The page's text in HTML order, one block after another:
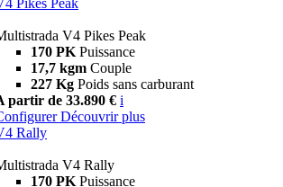
V4 Pikes Peak
170 PK Puissance
17,7 kgm Couple
227 Kg Poids sans carburant
partir de 33.890 € i
Découvrir plus
Rally
V4 Rally
170 PK Puissance